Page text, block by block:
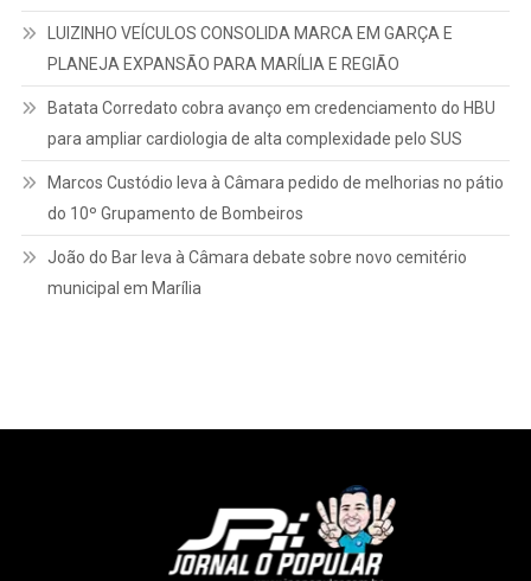
LUIZINHO VEÍCULOS CONSOLIDA MARCA EM GARÇA E
PLANEJA EXPANSÃO PARA MARÍLIA E REGIÃO
Batata Corredato cobra avanço em credenciamento do HBU
para ampliar cardiologia de alta complexidade pelo SUS
Marcos Custódio leva à Câmara pedido de melhorias no pátio
do 10º Grupamento de Bombeiros
João do Bar leva à Câmara debate sobre novo cemitério
municipal em Marília